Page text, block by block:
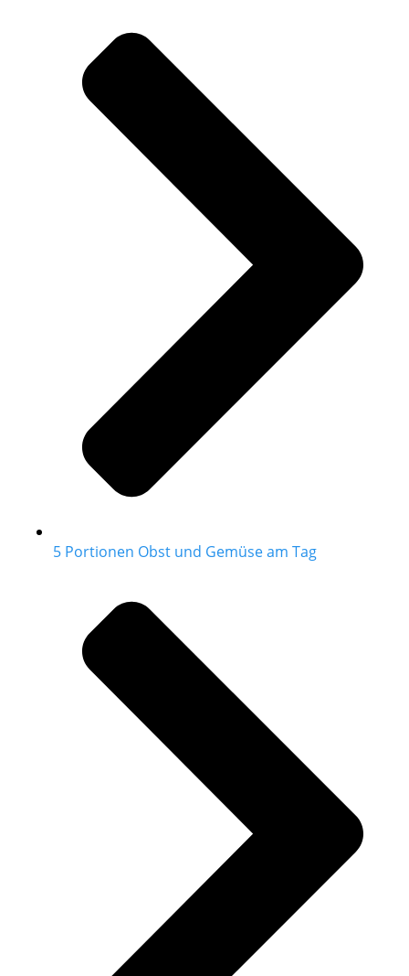
5 Portionen Obst und Gemüse am Tag